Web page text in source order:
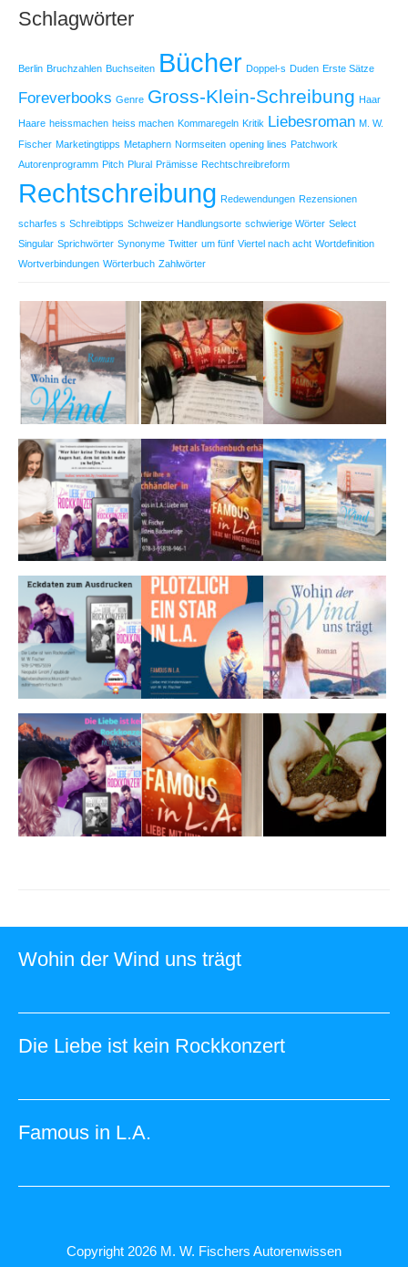
Schlagwörter
Berlin Bruchzahlen Buchseiten Bücher Doppel-s Duden Erste Sätze
Foreverbooks Genre Gross-Klein-Schreibung Haar
Haare heissmachen heiss machen Kommaregeln Kritik Liebesroman M. W.
Fischer Marketingtipps Metaphern Normseiten opening lines Patchwork
Autorenprogramm Pitch Plural Prämisse Rechtschreibreform
Rechtschreibung Redewendungen Rezensionen
scharfes s Schreibtipps Schweizer Handlungsorte schwierige Wörter Select
Singular Sprichwörter Synonyme Twitter um fünf Viertel nach acht Wortdefinition
Wortverbindungen Wörterbuch Zahlwörter
Wohin der Wind uns trägt
Die Liebe ist kein Rockkonzert
Famous in L.A.
Copyright 2026 M. W. Fischers Autorenwissen